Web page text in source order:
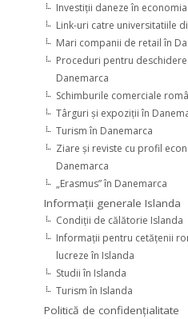
Investiţii daneze în
Link-uri catre universitatiile
Mari companii de retail în
Proceduri pentru
Danemarca
Schimburile comerciale
Târguri şi expoziţii în
Turism în Danemarca
Ziare şi reviste cu profil
Danemarca
„Erasmus” în Danemarca
Informaţii generale Islanda
Condiţii de călătorie Islanda
Informaţii pentru cetăţenii
lucreze în Islanda
Studii în Islanda
Turism în Islanda
Politică de confidențialitate